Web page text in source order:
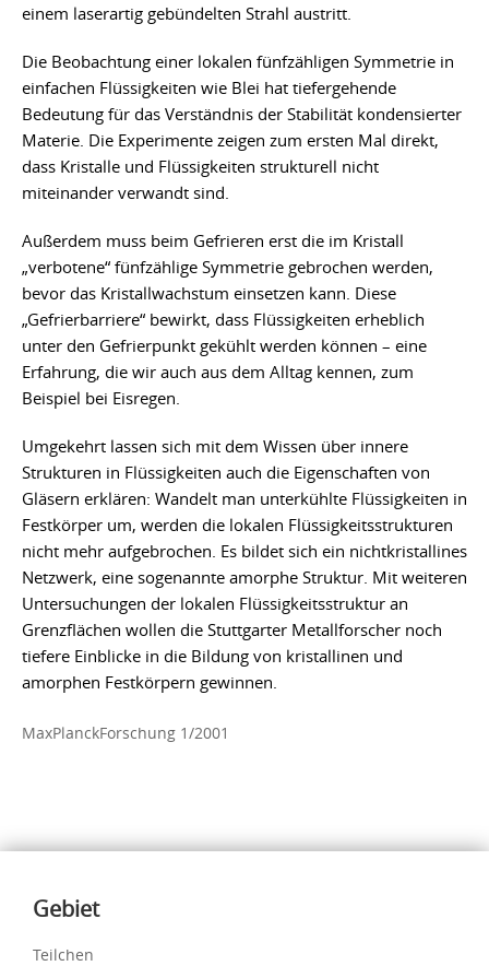
einem laserartig gebündelten Strahl austritt.
Die Beobachtung einer lokalen fünfzähligen Symmetrie in
einfachen Flüssigkeiten wie Blei hat tiefergehende
Bedeutung für das Verständnis der Stabilität kondensierter
Materie. Die Experimente zeigen zum ersten Mal direkt,
dass Kristalle und Flüssigkeiten strukturell nicht
miteinander verwandt sind.
Außerdem muss beim Gefrieren erst die im Kristall
„verbotene“ fünfzählige Symmetrie gebrochen werden,
bevor das Kristallwachstum einsetzen kann. Diese
„Gefrierbarriere“ bewirkt, dass Flüssigkeiten erheblich
unter den Gefrierpunkt gekühlt werden können – eine
Erfahrung, die wir auch aus dem Alltag kennen, zum
Beispiel bei Eisregen.
Umgekehrt lassen sich mit dem Wissen über innere
Strukturen in Flüssigkeiten auch die Eigenschaften von
Gläsern erklären: Wandelt man unterkühlte Flüssigkeiten in
Festkörper um, werden die lokalen Flüssigkeitsstrukturen
nicht mehr aufgebrochen. Es bildet sich ein nichtkristallines
Netzwerk, eine sogenannte amorphe Struktur. Mit weiteren
Untersuchungen der lokalen Flüssigkeitsstruktur an
Grenzflächen wollen die Stuttgarter Metallforscher noch
tiefere Einblicke in die Bildung von kristallinen und
amorphen Festkörpern gewinnen.
MaxPlanckForschung 1/2001
Inhalte
Gebiet
Teilchen